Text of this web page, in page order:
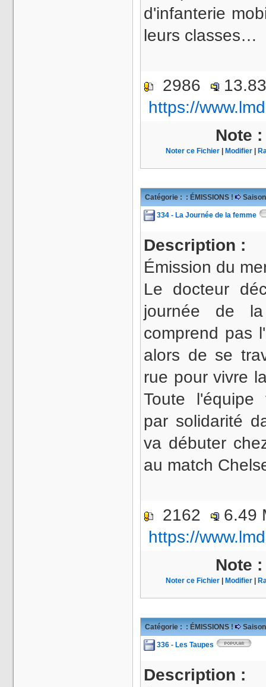
d'infanterie
leurs classes…
2986
https://
Note
Noter ce Fichier Modifier
Catégorie : : ÉMISSIONS !
334 - La Journée de la femme
Description :
Émission du
Le docteur
journée de
comprend pas
alors de se
rue pour vivre
Toute l'équipe
par solidarité
va débuter
au match
2162
https://
Note
Noter ce Fichier Modifier
Catégorie : : ÉMISSIONS !
336 - Les Taupes
Description :